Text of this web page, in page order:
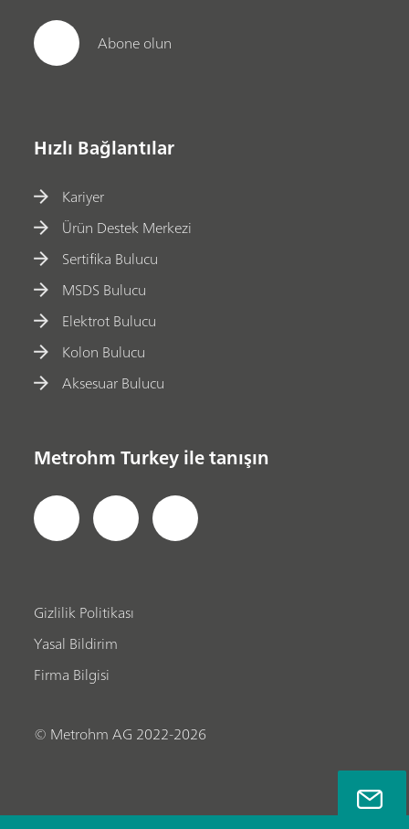
Abone olun
Hızlı Bağlantılar
Kariyer
Ürün Destek Merkezi
Sertifika Bulucu
MSDS Bulucu
Elektrot Bulucu
Kolon Bulucu
Aksesuar Bulucu
Metrohm Turkey ile tanışın
Gizlilik Politikası
Yasal Bildirim
Firma Bilgisi
© Metrohm AG 2022-2026